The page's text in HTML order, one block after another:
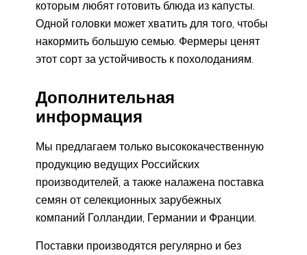
которым любят готовить блюда из капусты.
Одной головки может хватить для того, чтобы
накормить большую семью. Фермеры ценят
этот сорт за устойчивость к похолоданиям.
Дополнительная
информация
Мы предлагаем только высококачественную
продукцию ведущих Российских
производителей, а также налажена поставка
семян от селекционных зарубежных
компаний Голландии, Германии и Франции.
Поставки производятся регулярно и без